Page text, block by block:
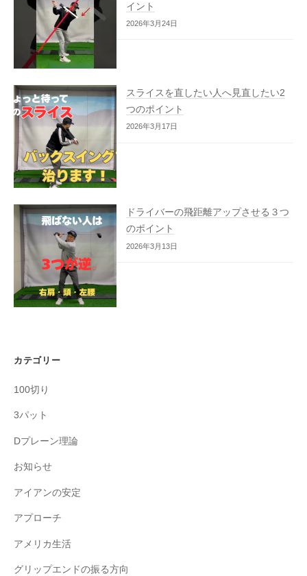
イント
2026年3月24日
スライスを直したい人へ見直したい2
つのポイント
2026年3月17日
ドライバーの飛距離アップさせる３つ
のポイント
2026年3月13日
カテゴリー
100切り
3パット
Dプレーン理論
お知らせ
アイアンの安定
アプローチ
アメリカ生活
グリップエンドの振る方向